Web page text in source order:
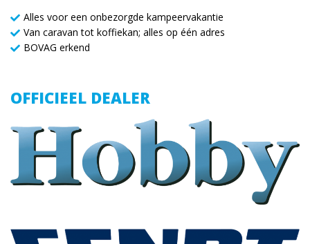
Alles voor een onbezorgde kampeervakantie
Van caravan tot koffiekan; alles op één adres
BOVAG erkend
OFFICIEEL DEALER